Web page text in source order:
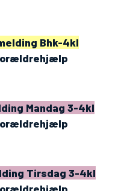
Bhk-4kl
Mandag 3-4kl
Tirsdag 3-4kl